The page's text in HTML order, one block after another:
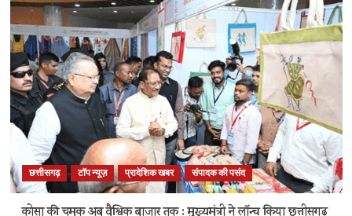
छत्तीसगढ़ टॉप न्यूज़ प्रादेशिक खबर संपादक की पसंद